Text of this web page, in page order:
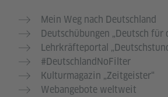
Mein Weg nach Deutschland
Deutschübungen „Deutsch für
Lehrkräfteportal
#DeutschlandNoFilter
Kulturmagazin „Zeitgeister“
Webangebote weltweit